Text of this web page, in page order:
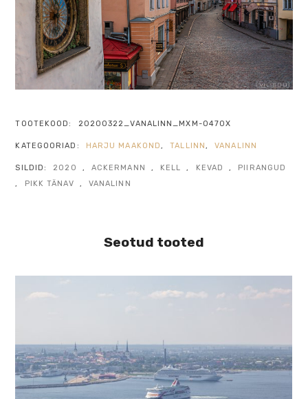
TOOTEKOOD: 20200322_VANALINN_MXM-0470X
KATEGOORIAD: HARJU MAAKOND , TALLINN , VANALINN
SILDID: 2020 , ACKERMANN , KELL , KEVAD ,
PIIRANGUD
,
PIKK TÄNAV , VANALINN
Seotud tooted